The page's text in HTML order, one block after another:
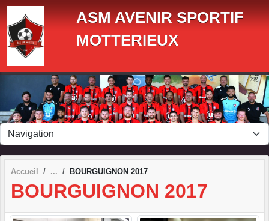
ASM AVENIR SPORTIF
MOTTERIEUX
Accueil BOURGUIGNON 2017
BOURGUIGNON 2017
Panneau de gestion des cookies